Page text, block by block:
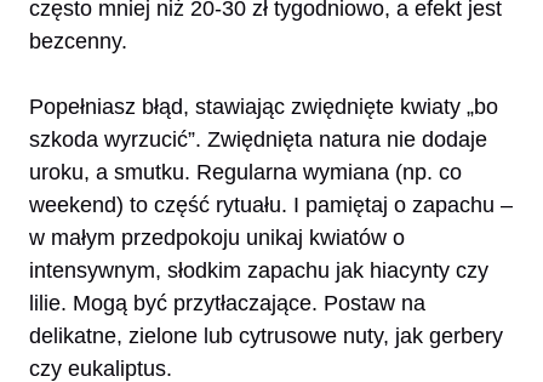
często mniej niż 20-30 zł tygodniowo, a efekt jest
bezcenny.
Popełniasz błąd, stawiając zwiędnięte kwiaty „bo
szkoda wyrzucić”. Zwiędnięta natura nie dodaje
uroku, a smutku. Regularna wymiana (np. co
weekend) to część rytuału. I pamiętaj o zapachu –
w małym przedpokoju unikaj kwiatów o
intensywnym, słodkim zapachu jak hiacynty czy
lilie. Mogą być przytłaczające. Postaw na
delikatne, zielone lub cytrusowe nuty, jak gerbery
czy eukaliptus.